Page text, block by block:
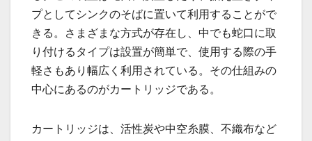
プとしてシンクのそばに置いて利用することがで
きる。さまざまな方式が存在し、中でも蛇口に取
り付けるタイプは設置が簡単で、使用する際の手
軽さもあり幅広く利用されている。その仕組みの
中心にあるのがカートリッジである。
カートリッジは、活性炭や中空糸膜、不織布など